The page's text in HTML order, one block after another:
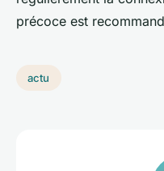
précoce est
actu